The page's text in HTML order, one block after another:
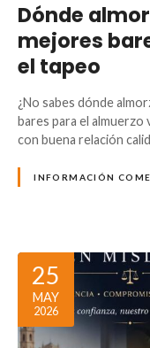
Dónde
mejores
el tapeo
¿No sabes dónde
bares para el almuerzo
con buena relación
INFORMACIÓN
25
MAY
2026